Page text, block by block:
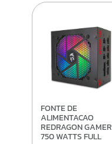
FONTE DE
ALIMENTACAO
REDRAGON GAMER
750 WATTS FULL